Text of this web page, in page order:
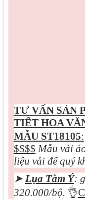
TƯ VẤN SẢN
TIẾT HOA
MẪU ST18105:
$$$$ Mẫu vải
liệu vải để quý
➤ Lụa Tằm Ý:
320.000/bộ. 👌